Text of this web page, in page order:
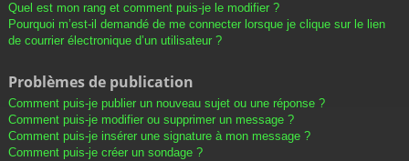
Quel est mon rang et comment puis-je le modifier ?
Pourquoi m’est-il demandé de me connecter lorsque je clique sur le lien
de courrier électronique d’un utilisateur ?
Problèmes de publication
Comment puis-je publier un nouveau sujet ou une réponse ?
Comment puis-je modifier ou supprimer un message ?
Comment puis-je insérer une signature à mon message ?
Comment puis-je créer un sondage ?